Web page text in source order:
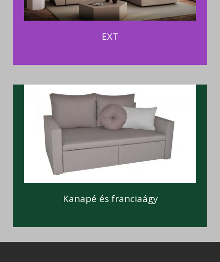
EXT
Kanapé és franciaágy